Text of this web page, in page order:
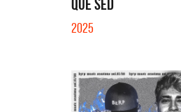
QUE SED
2025